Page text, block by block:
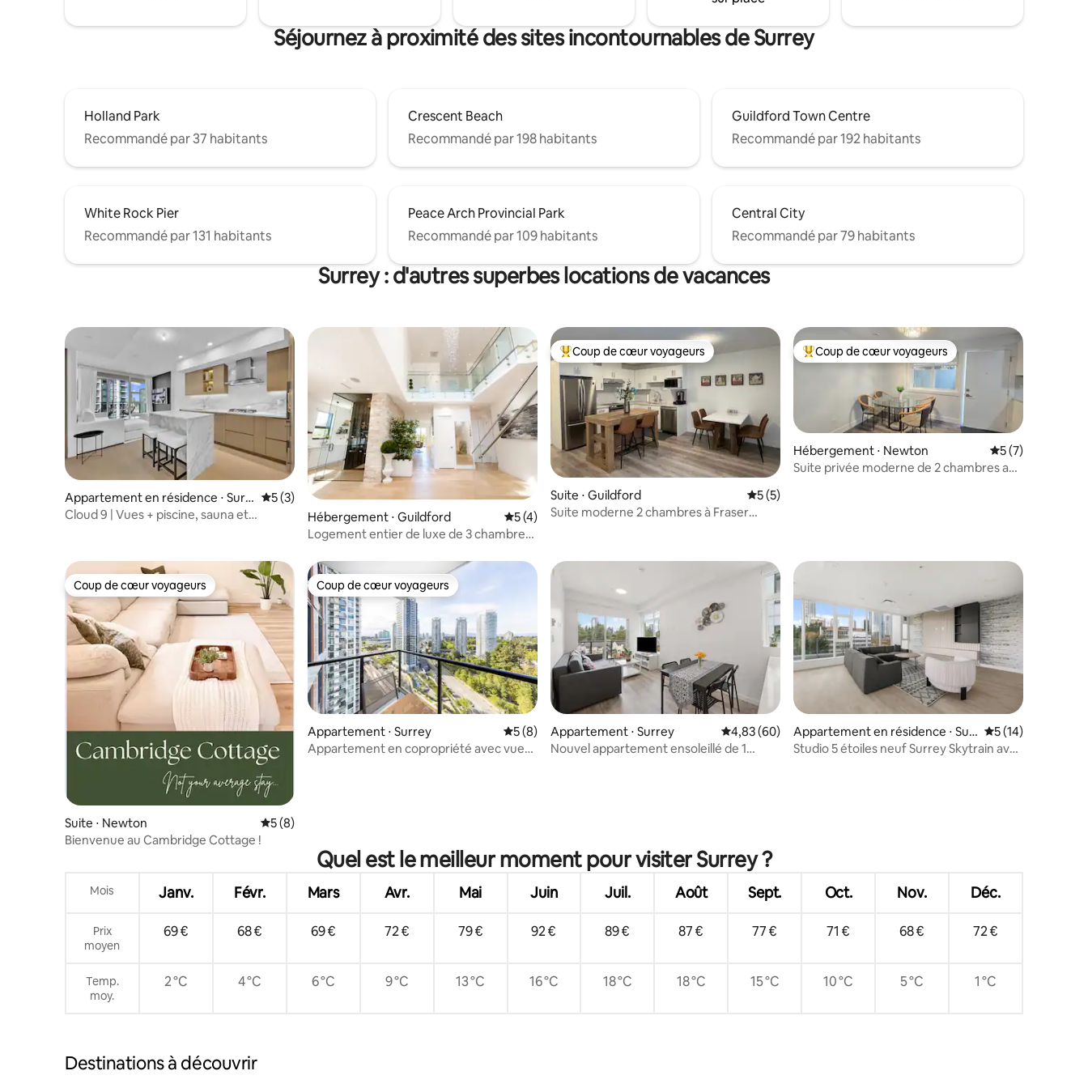
est strictement interdit de fumer, de
Golf et Country Club (5 minutes) et au
centre-ville de Vancouver (40 minutes).
autocaravane moderne du milieu du
siècle est le point de départ idéal.
choisi de séjourner chez nous pour des
occasions spéciales !
Séjournez à proximité des sites incontournables de Surrey
Holland Park
Recommandé par 37 habitants
Crescent Beach
Recommandé par 198 habitants
Guildford Town Centre
Recommandé par 192 habitants
White Rock Pier
Recommandé par 131 habitants
Peace Arch Provincial Park
Recommandé par 109 habitants
Central City
Recommandé par 79 habitants
Surrey : d'autres superbes locations de vacances
Appartement en résidence ⋅ Surr
ey
Évaluation moyenne sur la base de 3 commentaires : 5 sur 5
5 (3)
Cloud 9 | Vues + piscine, sauna et
Hébergement ⋅ Guildford Évaluation moyenne sur la base de 4 commentaires : 5 sur 5
5 (4)
Logement entier de luxe de 3 chambres
Coups de cœur voyageurs les plus appréciés
Coup de cœur voyageurs
Suite ⋅ Guildford Évaluation moyenne sur la base de 5 commentaires : 5 sur 5
5 (5)
Suite moderne 2 chambres à Fraser
Coups de cœur voyageurs les plus appréciés
Coup de cœur voyageurs
Hébergement ⋅ Newton Évaluation
5 (7)
Suite privée moderne de 2 chambres au
Coup de cœur voyageurs
Coup de cœur voyageurs
Suite ⋅ Newton Évaluation moyenne sur la base de 8 commentaires : 5 sur 5
5 (8)
Bienvenue au Cambridge Cottage !
Coup de cœur voyageurs
Coup de cœur voyageurs
Appartement ⋅ Surrey Évaluation moyenne sur la base de 8 commentaires : 5 sur 5
5 (8)
Appartement en copropriété avec vue
Appartement ⋅ Surrey Évaluation moyenne sur la base de 60 commentaires : 4,83 sur 5
4,83 (60)
Nouvel appartement ensoleillé de 1
Appartement en résidence ⋅ Sur
rey
Évaluation
5 (14)
Studio 5 étoiles neuf Surrey Skytrain avec
Quel est le meilleur moment pour visiter Surrey ?
Mois Janv. Févr. Mars Avr. Mai Juin Juil. Août Sept. Oct. Nov. Déc.
Prix
moyen
69 € 68 € 69 € 72 € 79 € 92 € 89 € 87 € 77 € 71 € 68 € 72 €
Temp.
moy.
2 °C 4 °C 6 °C 9 °C 13 °C 16 °C 18 °C 18 °C 15 °C 10 °C 5 °C 1 °C
Destinations à découvrir